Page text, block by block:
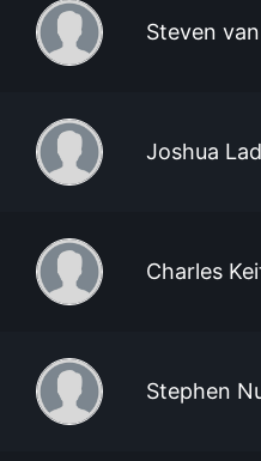
Steven
Joshua
Charles
Stephen